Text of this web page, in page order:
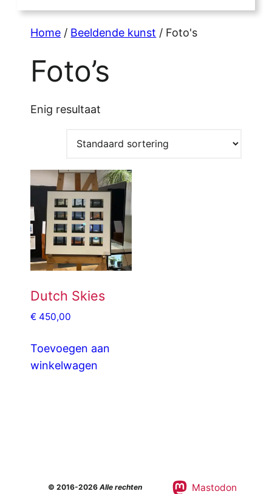
Home / Beeldende kunst / Foto's
Foto’s
Enig resultaat
Dutch Skies
€ 450,00
Toevoegen aan
winkelwagen
© 2016-2026 Alle rechten
Mastodon